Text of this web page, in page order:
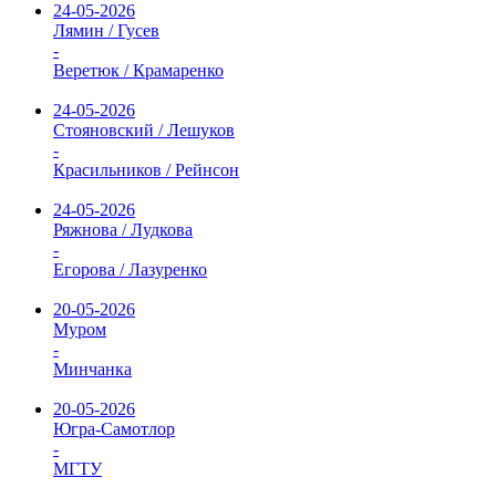
24-05-2026
Лямин / Гусев
-
Веретюк / Крамаренко
24-05-2026
Стояновский / Лешуков
-
Красильников / Рейнсон
24-05-2026
Ряжнова / Лудкова
-
Егорова / Лазуренко
20-05-2026
Муром
-
Минчанка
20-05-2026
Югра-Самотлор
-
МГТУ